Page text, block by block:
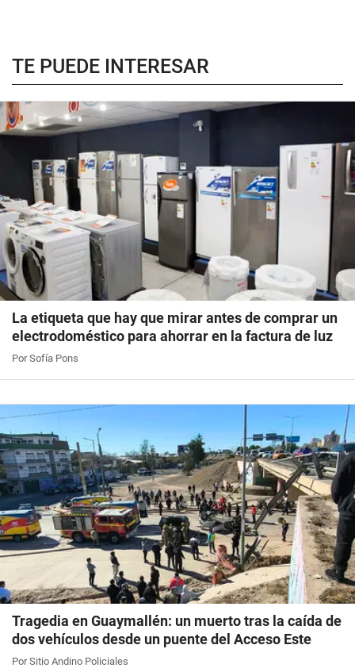
TE PUEDE INTERESAR
La etiqueta que hay que mirar antes de comprar un
electrodoméstico para ahorrar en la factura de luz
Por Sofía Pons
Tragedia en Guaymallén: un muerto tras la caída de
dos vehículos desde un puente del Acceso Este
Por Sitio Andino Policiales